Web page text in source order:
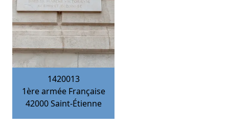
1420013
1ère armée Française
42000 Saint-Étienne